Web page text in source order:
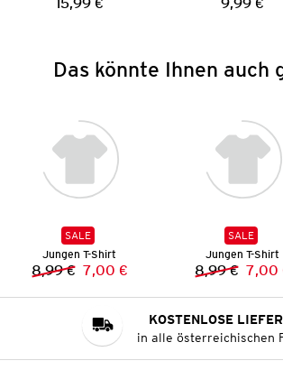
Preis: Preis:
Das könnte Ihnen auch
SALE
Jungen T-Shirt
Vorheriger Preis:
8,99 € Neuer Preis:
7,00 €
SALE
Jungen T-Shirt
8,99 € 7,00
KOSTENLOSE
in alle österreichischen